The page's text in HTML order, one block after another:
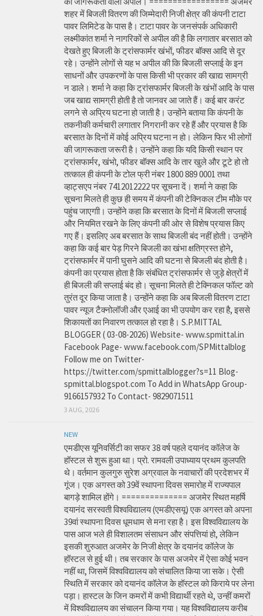
शहर में बिजली वितरण की जिम्मेदारी निजी क्षेत्र की कंपनी टाटा
पावर लिमिटेड के पास है। टाटा पावर के जनसंपर्क अधिकारी
लक्ष्मीकांत शर्मा ने नागरिकों से अपील की है कि लगातार बरसात को
देखते हुए बिजली के ट्रांसफार्मर खंभों, फीडर बॉक्स आदि से दूर
रहे। उन्होंने लोगों से यह भ अपील की कि बिजली सप्लाई के इन
साधनों और उपकरणों के पास किसी भी प्रकार की खाद्य सामग्री
न डाले। शर्मा ने कहा कि ट्रांसफार्मर बिजली के खंभों आदि के पास
जब खाद्य सामग्री होती है तो जानवर आ जाते हैं। कई बार करंट
लगने से अप्रिय घटना हो जाती है। उन्होंने बताया कि कंपनी के
तकनीकी कर्मचारी लगातार निगरानी कर रहे हैं और प्रयास है कि
बरसात के दिनों में कोई अप्रिय घटना न हो। लेकिन फिर भी लोगों
की जागरूकता जरूरी है। उन्होंने कहा कि यदि किसी स्थान पर
ट्रांसफार्मर, खंभो, फीडर बॉक्स आदि के तार खुले और टूटे हो तो
तत्काल ही कंपनी के टोल फ्री नंबर 1800 889 0001 तथा
व्हाट्सएप नंबर 7412012222 पर सूचना दें। शर्मा ने कहा कि
सूचना मिलते ही कुछ ही समय में कंपनी की टेक्निकल टीम मौके पर
पहुंच जाएगाी। उन्होंने कहा कि बरसात के दिनों में बिजली सप्लाई
और नियमित रखने के लिए कंपनी की ओर से विशेष प्रयास किए
गए हैं। इसलिए अब बरसात के साथ बिजली बंद नहीं होती। उन्होंने
कहा कि कई बार पेड़ गिरने बिजली का खंभा क्षतिग्रस्त होने,
ट्रांसफार्मर में पानी घुसने आदि की घटना से बिजली बंद होती है।
कंपनी का प्रयास होता है कि संबंधित ट्रांसफार्मर से जुड़े क्षेत्रों में
ही बिजली की सप्लाई बंद हो। सूचना मिलते ही टेक्निकल फॉल्ट को
तुरंत दूर किया जाता है। उन्होंने कहा कि अब बिजली वितरण टाटा
पावर न्यूज टैक्नोलॉजी और एआई का भी उपयोग कर रहा है, इससे
शिकायतों का निवारण तत्काल हो रहा है। S.P.MITTAL
BLOGGER ( 03-08-2026) Website- www.spmittal.in
Facebook Page- www.facebook.com/SPMittalblog
Follow me on Twitter-
https://twitter.com/spmittalblogger?s=11 Blog-
spmittal.blogspot.com To Add in WhatsApp Group-
9166157932 To Contact- 9829071511
3 AUG, 2026
NEW
एमडीएस यूनिवर्सिटी का सफर 38 वर्ष पहले दयानंद कॉलेज के
हॉस्टल से शुरू हुआ था। प्रो. रामवली उपाध्याय प्रथम कुलपति
थे। वर्तमान कुलगुरु सुरेश अग्रवाल के नवाचारों की प्रदेशभर में
गूंज। एक अगस्त को 39वें स्थापना दिवस समारोह में राज्यपाल
बागड़े शामिल होंगे। ============== अजमेर स्थित महर्षि
दयानंद सरस्वती विश्वविद्यालय (एमडीएसयू) एक अगस्त को अपना
39वां स्थापना दिवस धूमधाम से मना रहा है। इस विश्वविद्यालय के
पास आज भले ही विशालतम संसाधन और संपत्तियां हो, लेकिन
इसकी शुरुआत अजमेर के निजी क्षेत्र के दयानंद कॉलेज के
हॉस्टल से हुई थी। तब सरकार के पास अजमेर में ऐसा कोई भवन
नहीं था, जिसमें विश्वविद्यालय को संचालित किया जा सके। ऐसी
स्थिति में सरकार को दयानंद कॉलेज के हॉस्टल को किराये पर लेना
पड़ा। हास्टल के जिन कमरों में कभी विद्यार्थी रहते थे, उन्हीं कमरों
में विश्वविद्यालय का संचालन किया गया। यह विश्वविद्यालय करीब